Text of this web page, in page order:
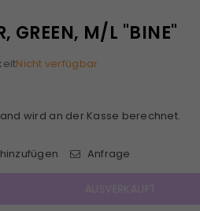
GREEN, M/L "BINE"
Nicht verfügbar
wird an der Kasse berechnet.
Anfrage
AUSVERKAUFT